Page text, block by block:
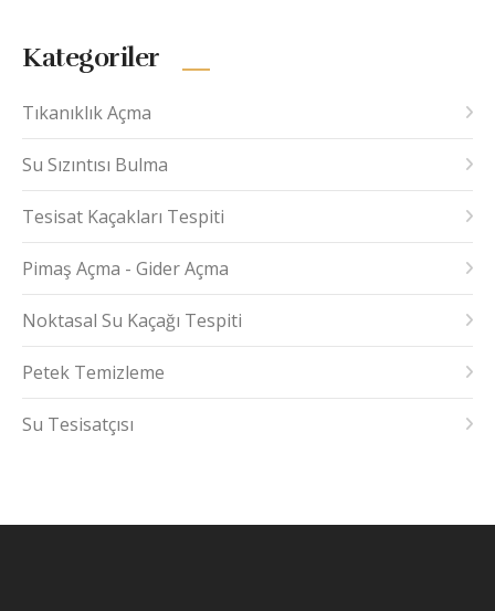
Kategoriler
Tıkanıklık Açma
Su Sızıntısı Bulma
Tesisat Kaçakları Tespiti
Pimaş Açma - Gider Açma
Noktasal Su Kaçağı Tespiti
Petek Temizleme
Su Tesisatçısı